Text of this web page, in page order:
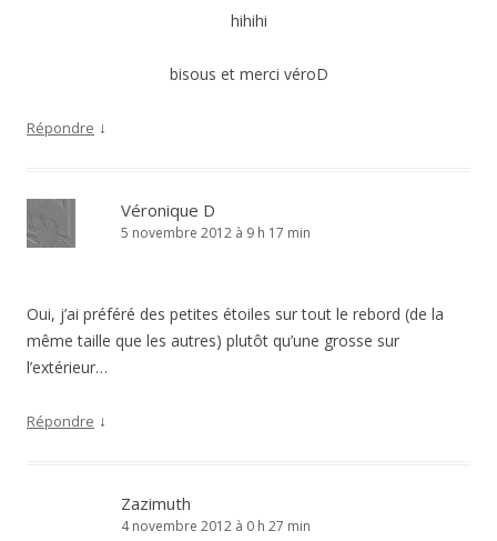
hihihi
bisous et merci véroD
Répondre ↓
Véronique D
5 novembre 2012 à 9 h 17 min
Oui, j’ai préféré des petites étoiles sur tout le rebord (de la
même taille que les autres) plutôt qu’une grosse sur
l’extérieur…
Répondre ↓
Zazimuth
4 novembre 2012 à 0 h 27 min